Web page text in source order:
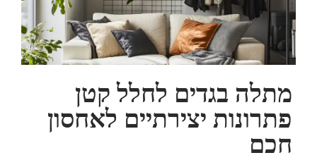
מתלה בגדים לחלל קטן
פתרונות יצירתיים לאחסון
חכם